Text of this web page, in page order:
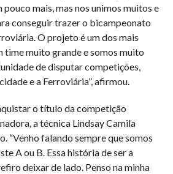
mais, mas nos unimos muitos e
conseguir trazer o bicampeonato
O projeto é um dos mais
time muito grande e somos muito
de disputar competições,
e a Ferroviária”, afirmou.
o título da competição
a técnica Lindsay Camila
“Venho falando sempre que somos
A ou B. Essa história de ser a
deixar de lado. Penso na minha